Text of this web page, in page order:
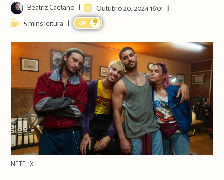
Post
author:
Beatriz Caetano
Artigo
publicado:
Outubro 20, 2024 16:01
Reading5 mins leitura ON
NETFLIX